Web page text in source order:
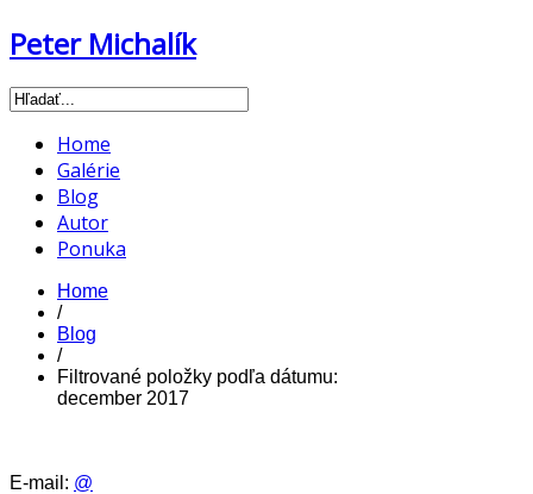
Peter Michalík
Home
Galérie
Blog
Autor
Ponuka
Home
/
Blog
/
Filtrované položky podľa dátumu:
december 2017
E-mail: @